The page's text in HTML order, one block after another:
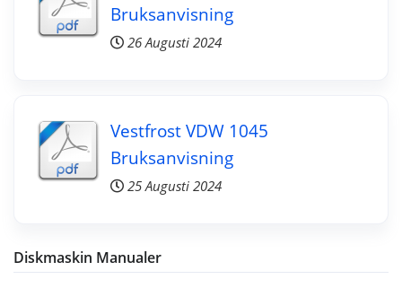
Bruksanvisning
26 Augusti 2024
Vestfrost VDW 1045
Bruksanvisning
25 Augusti 2024
Diskmaskin Manualer